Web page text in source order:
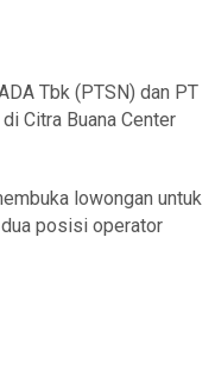
Tbk (PTSN) dan PT
Citra Buana Center
lowongan untuk
posisi operator